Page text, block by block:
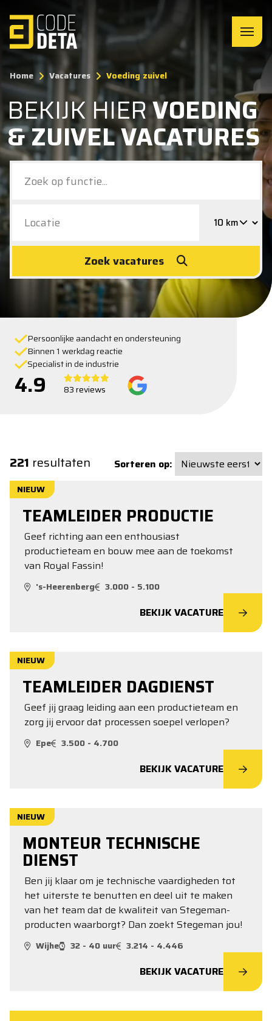
Home Vacatures Voeding zuivel
BEKIJK HIERVOEDING
& ZUIVEL VACATURES
Zoek vacatures
Persoonlijke aandacht en ondersteuning
Binnen 1 werkdag reactie
Specialist in de industrie
4.9 83 reviews
221 resultaten Sorteren op:
NIEUW
TEAMLEIDER PRODUCTIE
Geef richting aan een enthousiast
productieteam en bouw mee aan de toekomst
van Royal Fassin!
's-Heerenberg 3.000 - 5.100
BEKIJK VACATURE
NIEUW
TEAMLEIDER DAGDIENST
Geef jij graag leiding aan een productieteam en
zorg jij ervoor dat processen soepel verlopen?
Epe 3.500 - 4.700
BEKIJK VACATURE
NIEUW
MONTEUR TECHNISCHE
DIENST
Ben jij klaar om je technische vaardigheden tot
het uiterste te benutten en deel uit te maken
van het team dat de kwaliteit van Stegeman-
producten waarborgt? Dan zoekt Stegeman jou!
Wijhe 32 - 40 uur 3.214 - 4.446
BEKIJK VACATURE